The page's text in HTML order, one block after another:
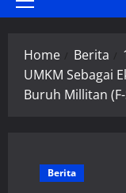
Primary
Home Berita
UMKM Sebagai
Buruh Millitan
Berita